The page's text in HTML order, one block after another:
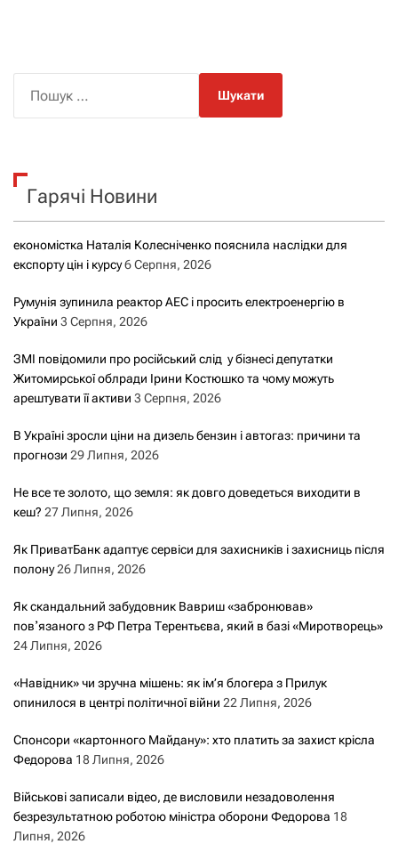
к
Гарячі Новини
економістка Наталія Колесніченко пояснила наслідки для
експорту цін і курсу6 Серпня, 2026
Румунія зупинила реактор АЕС і просить електроенергію в
України 3 Серпня, 2026
ЗМІ повідомили про російський слід у бізнесі депутатки
Житомирської облради Ірини Костюшко та чому можуть
арештувати її активи 3 Серпня, 2026
В Україні зросли ціни на дизель бензин і автогаз: причини та
прогнози 29 Липня, 2026
Не все те золото, що земля: як довго доведеться виходити в
кеш? 27 Липня, 2026
Як ПриватБанк адаптує сервіси для захисників і захисниць після
полону26 Липня, 2026
Як скандальний забудовник Вавриш «забронював»
повʼязаного з РФ Петра Терентьєва, який в базі «Миротворець»
24 Липня, 2026
«Навідник» чи зручна мішень: як ім’я блогера з Прилук
опинилося в центрі політичної війни 22 Липня, 2026
Спонсори «картонного Майдану»: хто платить за захист крісла
Федорова 18 Липня, 2026
Військові записали відео, де висловили незадоволення
безрезультатною роботою міністра оборони Федорова 18
Липня, 2026